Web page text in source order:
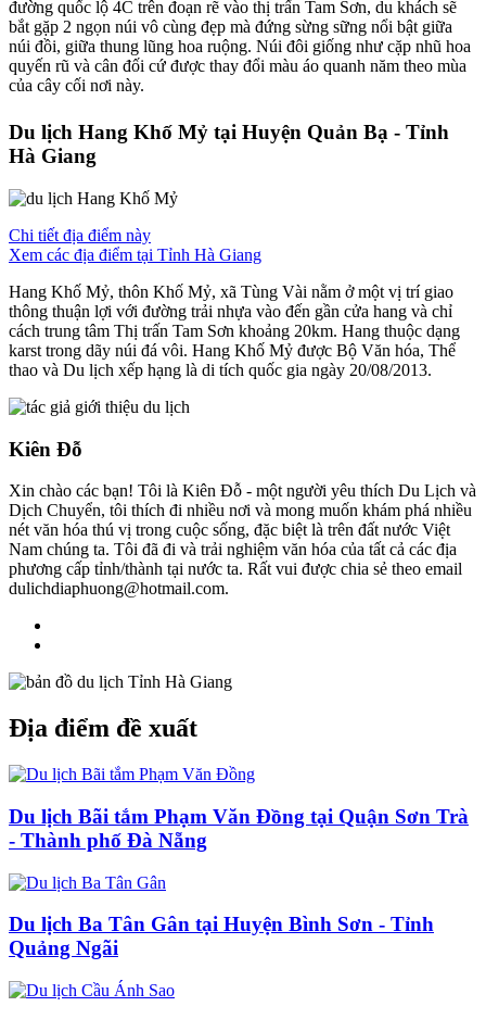
đường quốc lộ 4C trên đoạn rẽ vào thị trấn Tam Sơn, du khách sẽ
bắt gặp 2 ngọn núi vô cùng đẹp mà đứng sừng sững nổi bật giữa
núi đồi, giữa thung lũng hoa ruộng. Núi đôi giống như cặp nhũ hoa
quyến rũ và cân đối cứ được thay đổi màu áo quanh năm theo mùa
của cây cối nơi này.
Du lịch Hang Khố Mỷ tại Huyện Quản Bạ - Tỉnh
Hà Giang
Chi tiết địa điểm này
Xem các địa điểm tại Tỉnh Hà Giang
Hang Khố Mỷ, thôn Khố Mỷ, xã Tùng Vài nằm ở một vị trí giao
thông thuận lợi với đường trải nhựa vào đến gần cửa hang và chỉ
cách trung tâm Thị trấn Tam Sơn khoảng 20km. Hang thuộc dạng
karst trong dãy núi đá vôi. Hang Khố Mỷ được Bộ Văn hóa, Thể
thao và Du lịch xếp hạng là di tích quốc gia ngày 20/08/2013.
Kiên Đỗ
Xin chào các bạn! Tôi là Kiên Đỗ - một người yêu thích Du Lịch và
Dịch Chuyển, tôi thích đi nhiều nơi và mong muốn khám phá nhiều
nét văn hóa thú vị trong cuộc sống, đặc biệt là trên đất nước Việt
Nam chúng ta. Tôi đã đi và trải nghiệm văn hóa của tất cả các địa
phương cấp tỉnh/thành tại nước ta. Rất vui được chia sẻ theo email
dulichdiaphuong@hotmail.com.
Địa điểm đề xuất
Du lịch Bãi tắm Phạm Văn Đồng tại Quận Sơn Trà
- Thành phố Đà Nẵng
Du lịch Ba Tân Gân tại Huyện Bình Sơn - Tỉnh
Quảng Ngãi